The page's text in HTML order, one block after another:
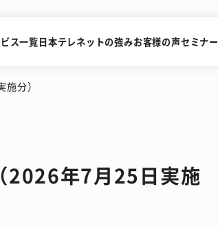
ス一覧日本テレネットの強みお客様の声セミナー
ビデオ通話
メールで送受信
分）
2026年7月25日実施